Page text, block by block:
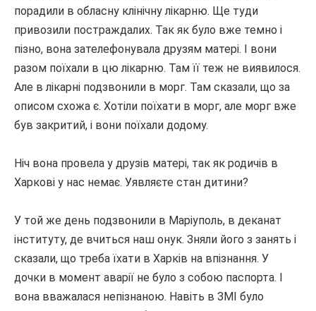
порадили в обласну клінічну лікарню. Ще туди
привозили постраждалих. Так як було вже темно і
пізно, вона зателефонувала друзям матері. І вони
разом поїхали в цю лікарню. Там її теж не виявилося.
Але в лікарні подзвонили в морг. Там сказали, що за
описом схожа є. Хотіли поїхати в морг, але морг вже
був закритий, і вони поїхали додому.
Ніч вона провела у друзів матері, так як родичів в
Харкові у нас немає. Уявляєте стан дитини?
У той же день подзвонили в Маріуполь, в деканат
інституту, де вчиться наш онук. Зняли його з занять і
сказали, що треба їхати в Харків на впізнання. У
дочки в момент аварії не було з собою паспорта. І
вона вважалася непізнаною. Навіть в ЗМІ було